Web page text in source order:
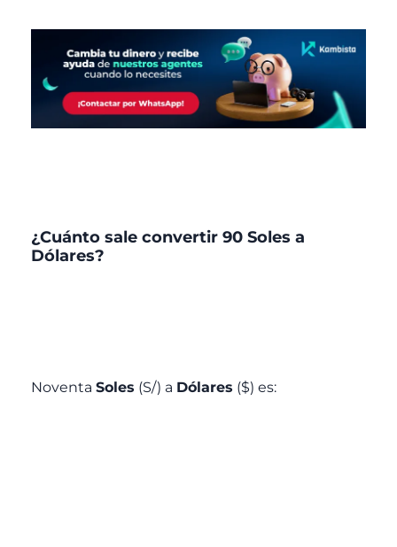
¿Cuánto sale convertir 90 Soles a
Dólares?
Noventa Soles (S/) a Dólares ($) es: